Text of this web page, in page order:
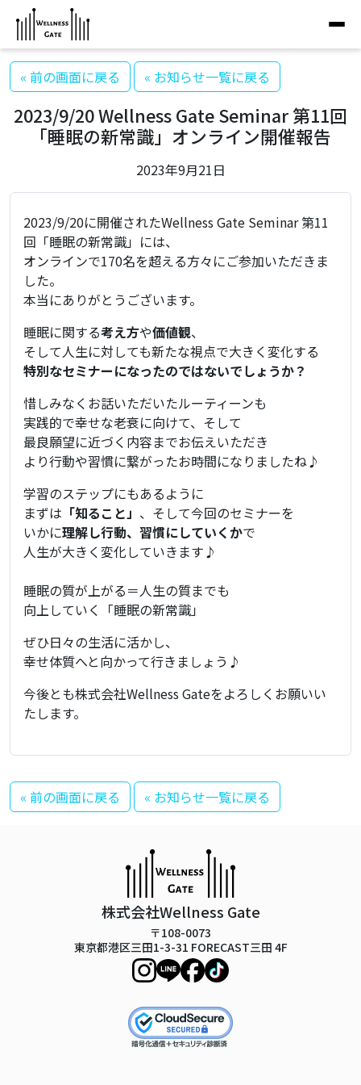
« 前の画面に戻る « お知らせ一覧に戻る
2023/9/20 Wellness Gate Seminar 第11回
「睡眠の新常識」オンライン開催報告
2023年9月21日
2023/9/20に開催されたWellness Gate Seminar 第11
回「睡眠の新常識」には、
オンラインで170名を超える方々にご参加いただきま
した。
本当にありがとうございます。
睡眠に関する考え方や価値観、
そして人生に対しても新たな視点で大きく変化する
特別なセミナーになったのではないでしょうか？
惜しみなくお話いただいたルーティーンも
実践的で幸せな老衰に向けて、そして
最良願望に近づく内容までお伝えいただき
より行動や習慣に繋がったお時間になりましたね♪
学習のステップにもあるように
まずは 「知ること」 、そして今回のセミナーを
いかに理解し行動、習慣にしていくかで
人生が大きく変化していきます♪
睡眠の質が上がる＝人生の質までも
向上していく「睡眠の新常識」
ぜひ日々の生活に活かし、
幸せ体質へと向かって行きましょう♪
今後とも株式会社Wellness Gateをよろしくお願いい
たします。
« 前の画面に戻る « お知らせ一覧に戻る
株式会社Wellness Gate
〒108-0073
東京都港区三田1-3-31 FORECAST三田 4F